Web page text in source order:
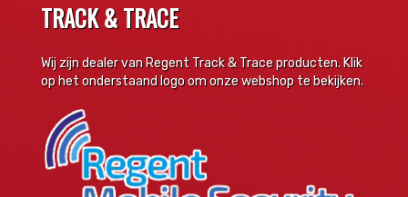
TRACK & TRACE
Wij zijn dealer van Regent Track & Trace producten. Klik
op het onderstaand logo om onze webshop te bekijken.